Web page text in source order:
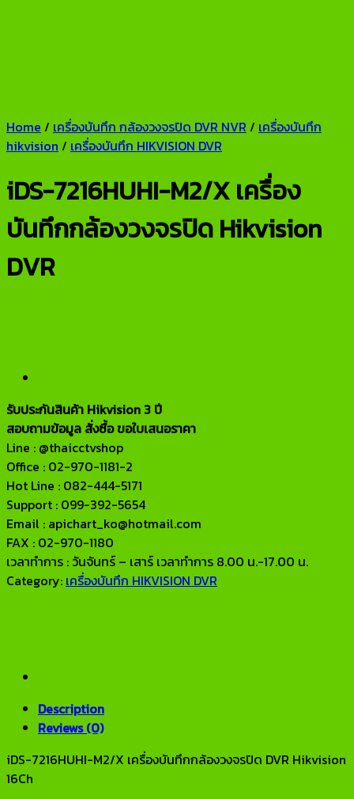
Home / เครื่องบันทึก กล้องวงจรปิด DVR NVR / เครื่องบันทึก
hikvision / เครื่องบันทึก HIKVISION DVR
iDS-7216HUHI-M2/X เครื่อง
บันทึกกล้องวงจรปิด Hikvision
DVR
รับประกันสินค้า Hikvision 3 ปี
สอบถามข้อมูล สั่งซื้อ ขอใบเสนอราคา
Line : @thaicctvshop
Office : 02-970-1181-2
Hot Line : 082-444-5171
Support : 099-392-5654
Email : apichart_ko@hotmail.com
FAX : 02-970-1180
เวลาทำการ : วันจันทร์ – เสาร์ เวลาทำการ 8.00 น.-17.00 น.
Category: เครื่องบันทึก HIKVISION DVR
Description
Reviews (0)
iDS-7216HUHI-M2/X เครื่องบันทึกกล้องวงจรปิด DVR Hikvision
16Ch